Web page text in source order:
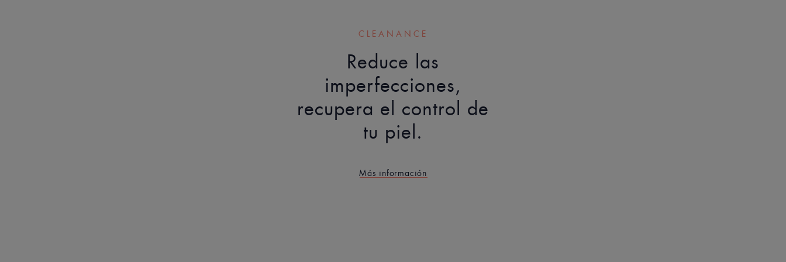
CLEANANCE
Reduce las
imperfecciones,
recupera el control de
tu piel.
Más información